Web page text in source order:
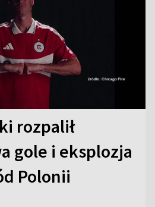
rozpalił
gole i eksplozja
Polonii